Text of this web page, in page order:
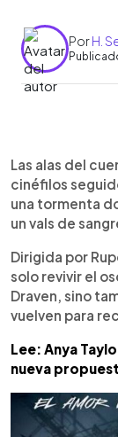
PorH.
Las alas del
cinéfilos
una tormenta
un vals de
Dirigida por
solo revivir el
Draven, sino
vuelven para
Lee: Anya
nueva